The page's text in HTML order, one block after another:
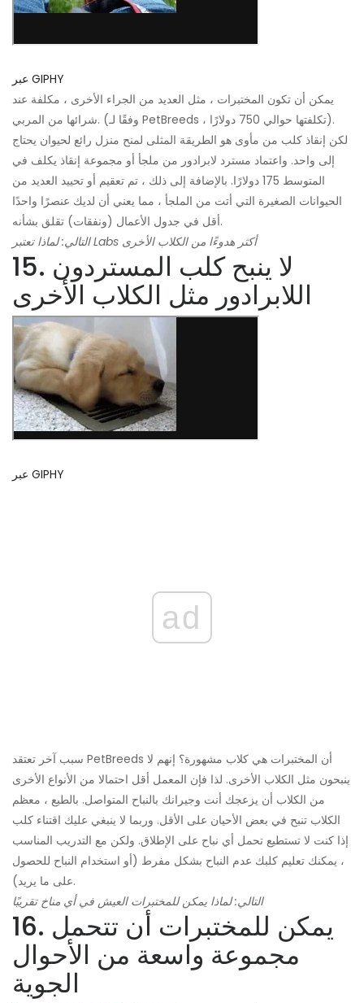
عبر GIPHY
يمكن أن تكون المختبرات ، مثل العديد من الجراء الأخرى ، مكلفة عند
شرائها من المربي. (وفقًا لـ PetBreeds ، تكلفتها حوالي 750 دولارًا).
لكن إنقاذ كلب من مأوى هو الطريقة المثلى لمنح منزل رائع لحيوان يحتاج
إلى واحد. واعتماد مسترد لابرادور من ملجأ أو مجموعة إنقاذ يكلف في
المتوسط ​​175 دولارًا. بالإضافة إلى ذلك ، تم تعقيم أو تحييد العديد من
الحيوانات الصغيرة التي أتت من الملجأ ، مما يعني أن لديك عنصرًا واحدًا
أقل في جدول الأعمال (ونفقات) تقلق بشأنه.
التالي: لماذا تعتبر Labs أكثر هدوءًا من الكلاب الأخرى
15. لا ينبح كلب المستردون
اللابرادور مثل الكلاب الأخرى
عبر GIPHY
ad
سبب آخر تعتقد PetBreeds أن المختبرات هي كلاب مشهورة؟ إنهم لا
ينبحون مثل الكلاب الأخرى. لذا فإن المعمل أقل احتمالا من الأنواع الأخرى
من الكلاب أن يزعجك أنت وجيرانك بالنباح المتواصل. بالطبع ، معظم
الكلاب تنبح في بعض الأحيان على الأقل. وربما لا ينبغي عليك اقتناء كلب
إذا كنت لا تستطيع تحمل أي نباح على الإطلاق. ولكن مع التدريب المناسب
، يمكنك تعليم كلبك عدم النباح بشكل مفرط (أو استخدام النباح للحصول
على ما يريد).
التالي: لماذا يمكن للمختبرات العيش في أي مناخ تقريبًا
16. يمكن للمختبرات أن تتحمل
مجموعة واسعة من الأحوال
الجوية